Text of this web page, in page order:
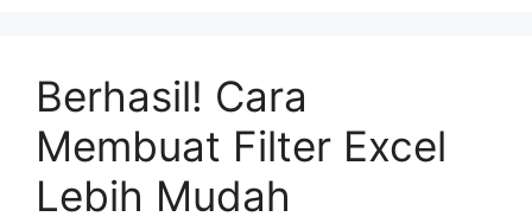
Berhasil! Cara
Membuat Filter Excel
Lebih Mudah